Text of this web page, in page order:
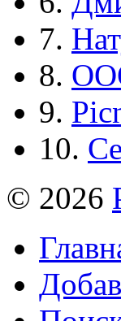
7.
8.
9.
10.
© 2026